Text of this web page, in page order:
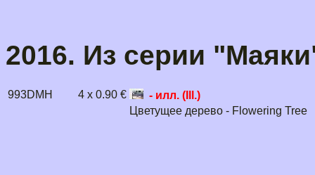
2016. Из серии
993DMH 4 x 0.90 €
- илл. (Ill.)
Цветущее дерево - Flowering Tree